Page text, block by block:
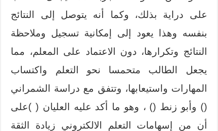
على دراية بذلك، وكما أنه يتوصل إلى النتائج
بنفسه وهذا يعود إلى إمكانية تسجيل وملاحظة
النتائج وتكرارها، دون الاعتماد على المعلم، مما
يجعل الطالب متحمسا نحو التعلم واكتساب
المهارات واستيعابها، وتتفق مع دراسة الشمراني
() وأبو زنط () ، وهو ما أكد عليه العليان ( )على
أن من إسهامات التعلم الالكتروني زيادة الثقة